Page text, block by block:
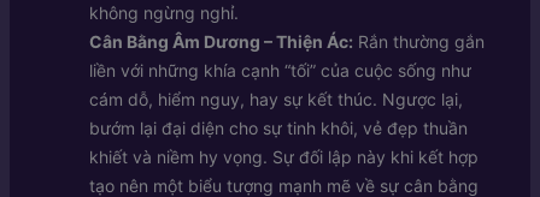
không ngừng nghỉ.
Cân Bằng Âm Dương – Thiện Ác: Rắn thường gắn
liền với những khía cạnh “tối” của cuộc sống như
cám dỗ, hiểm nguy, hay sự kết thúc. Ngược lại,
bướm lại đại diện cho sự tinh khôi, vẻ đẹp thuần
khiết và niềm hy vọng. Sự đối lập này khi kết hợp
tạo nên một biểu tượng mạnh mẽ về sự cân bằng